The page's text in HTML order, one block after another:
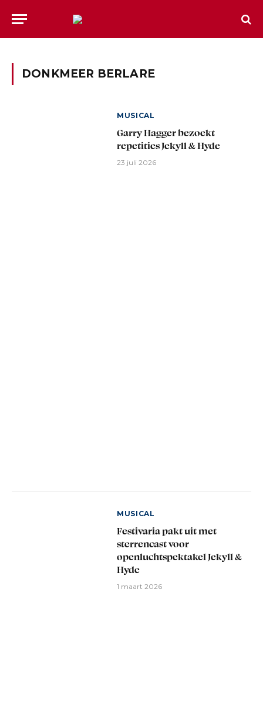
DONKMEER BERLARE
MUSICAL
Garry Hagger bezoekt
repetities Jekyll & Hyde
23 juli 2026
MUSICAL
Festivaria pakt uit met
sterrencast voor
openluchtspektakel Jekyll &
Hyde
1 maart 2026